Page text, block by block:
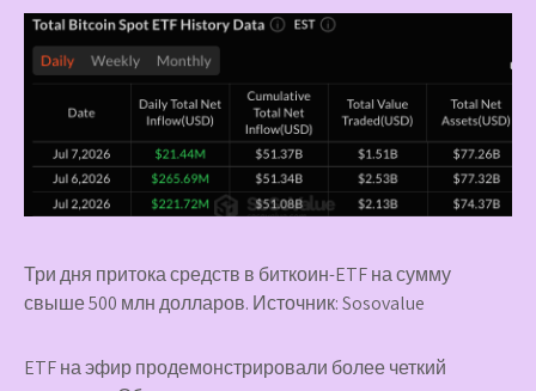
Три дня притока средств в биткоин-ETF на сумму
свыше 500 млн долларов. Источник: Sosovalue
ETF на эфир продемонстрировали более четкий